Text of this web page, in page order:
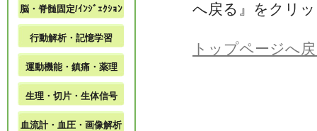
へ戻る』をクリ
トップページへ
脳・脊髄固定/ｲﾝｼﾞｪｸｼｮﾝ
行動解析・記憶学習
運動機能・鎮痛・薬理
生理・切片・生体信号
血流計・血圧・画像解析